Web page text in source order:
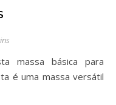
é uma massa versátil